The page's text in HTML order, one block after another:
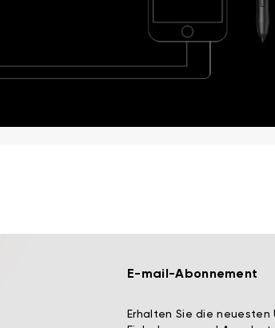
E-mail-Abonnement
Erhalten Sie die neuesten